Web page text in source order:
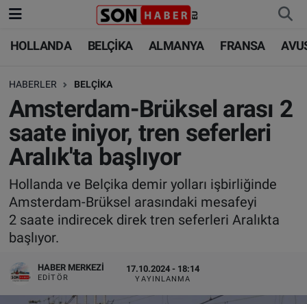
HOLLANDA BELÇİKA ALMANYA FRANSA
HABERLER BELÇİKA
Amsterdam-Brüksel arası 2
saate iniyor, tren seferleri
Aralık'ta başlıyor
Hollanda ve Belçika demir yolları işbirliğinde
Amsterdam-Brüksel arasındaki mesafeyi
2 saate indirecek direk tren seferleri Aralıkta
başlıyor.
HABER MERKEZI
EDITÖR
17.10.2024 - 18:14
YAYINLANMA
HOLLANDA
BELÇİKA
ALMANYA
FRANSA
AVUSTURYA
SAĞLIK - YAŞAM
BİLİM-TEKNOLOJİ
HOLLANDA
BELÇİKA
ALMANYA
TÜRKİYE
DÜNYA
BİLİM-TEKNOLOJİ
SAĞLIK
FOTO GALERİ
Nöbetçi Eczaneler
Hava Durumu
Trafik Durumu
Süper Lig Puan Durumu ve Fikstür
Tüm Manşetler
Son Dakika Haberleri
Haber Arşivi